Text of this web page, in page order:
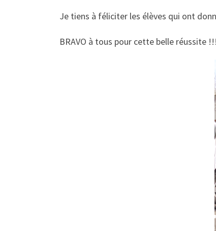
Je tiens à féliciter les élèves qui ont
BRAVO à tous pour cette belle réussite !!!